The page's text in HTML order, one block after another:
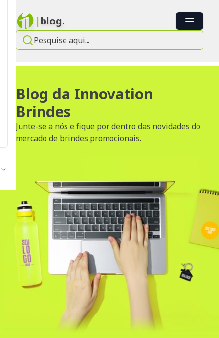
|blog.
Blog da Innovation
Brindes
Junte-se a nós e fique por dentro das novidades do
mercado de brindes promocionais.